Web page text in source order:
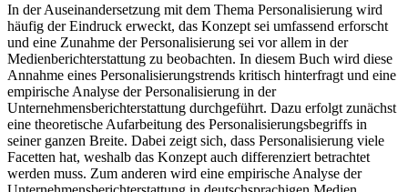
In der Auseinandersetzung mit dem Thema Personalisierung wird
häufig der Eindruck erweckt, das Konzept sei umfassend erforscht
und eine Zunahme der Personalisierung sei vor allem in der
Medienberichterstattung zu beobachten. In diesem Buch wird diese
Annahme eines Personalisierungstrends kritisch hinterfragt und eine
empirische Analyse der Personalisierung in der
Unternehmensberichterstattung durchgeführt. Dazu erfolgt zunächst
eine theoretische Aufarbeitung des Personalisierungsbegriffs in
seiner ganzen Breite. Dabei zeigt sich, dass Personalisierung viele
Facetten hat, weshalb das Konzept auch differenziert betrachtet
werden muss. Zum anderen wird eine empirische Analyse der